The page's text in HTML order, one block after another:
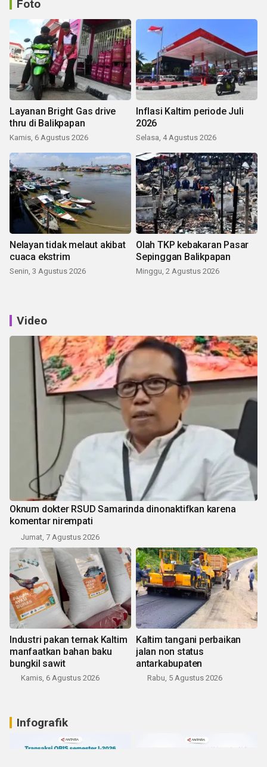
Foto
Layanan Bright Gas drive
thru di Balikpapan
Kamis, 6 Agustus 2026
Inflasi Kaltim periode Juli
2026
Selasa, 4 Agustus 2026
Nelayan tidak melaut akibat
cuaca ekstrim
Senin, 3 Agustus 2026
Olah TKP kebakaran Pasar
Sepinggan Balikpapan
Minggu, 2 Agustus 2026
Video
Oknum dokter RSUD Samarinda dinonaktifkan karena
komentar nirempati
Jumat, 7 Agustus 2026
Industri pakan ternak Kaltim
manfaatkan bahan baku
bungkil sawit
Kamis, 6 Agustus 2026
Kaltim tangani perbaikan
jalan non status
antarkabupaten
Rabu, 5 Agustus 2026
Infografik